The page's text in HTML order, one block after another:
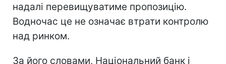
надалі перевищуватиме пропозицію.
Водночас це не означає втрати контролю
над ринком.
За його словами, Національний банк і